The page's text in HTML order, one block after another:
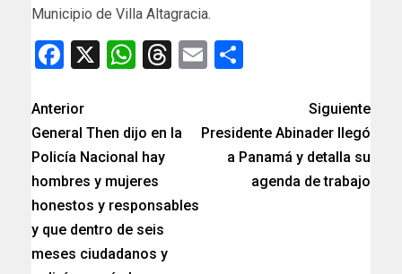
Municipio de Villa Altagracia.
Facebook
X WhatsApp
Threads
Email
Anterior
General Then dijo en la
Policía Nacional hay
hombres y mujeres
honestos y responsables
y que dentro de seis
meses ciudadanos y
Siguiente
Presidente Abinader llegó
a Panamá y detalla su
agenda de trabajo